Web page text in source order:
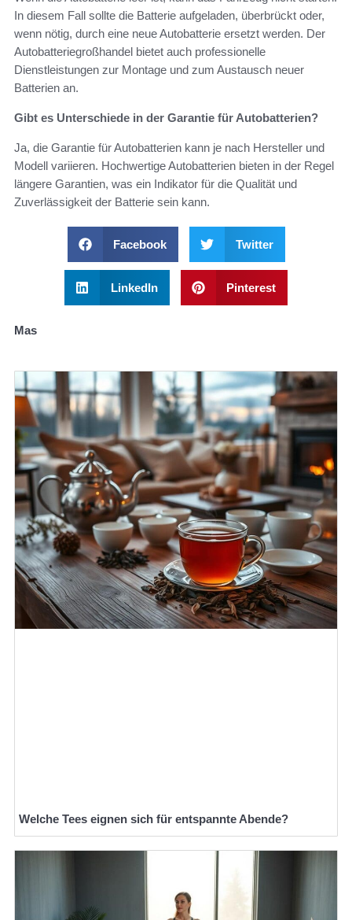
In diesem Fall sollte die Batterie aufgeladen, überbrückt oder,
wenn nötig, durch eine neue Autobatterie ersetzt werden. Der
Autobatteriegroßhandel bietet auch professionelle
Dienstleistungen zur Montage und zum Austausch neuer
Batterien an.
Gibt es Unterschiede in der Garantie für Autobatterien?
Ja, die Garantie für Autobatterien kann je nach Hersteller und
Modell variieren. Hochwertige Autobatterien bieten in der Regel
längere Garantien, was ein Indikator für die Qualität und
Zuverlässigkeit der Batterie sein kann.
Facebook Twitter
LinkedIn Pinterest
Mas
Welche Tees eignen sich für entspannte Abende?